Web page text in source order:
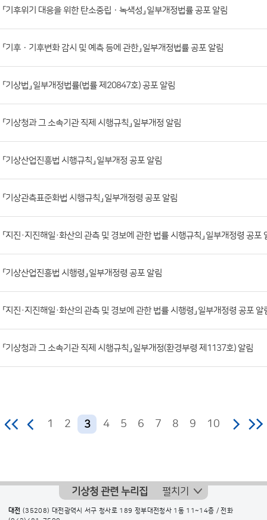
시
판
목
록
호,
등
록
부
첨
일,
등
록
조
「기후위기 대응을 위한 탄소중립ㆍ녹색성」 일부개정법률 공포 알림
「기후ㆍ기후변화 감시 및 예측 등에 관한」 일부개정법률 공포 알림
「기상법」 일부개정법률(법률 제20847호) 공포 알림
「기상청과 그 소속기관 직제 시행규칙」 일부개정 알림
「기상산업진흥법 시행규칙」 일부개정 공포 알림
「기상관측표준화법 시행규칙」 일부개정령 공포 알림
「지진·지진해일·화산의 관측 및 경보에 관한 법률 시행규칙」 일부개정령 공포
「기상산업진흥법 시행령」 일부개정령 공포 알림
「지진·지진해일·화산의 관측 및 경보에 관한 법률 시행령」 일부개정령 공포 알
「기상청과 그 소속기관 직제 시행규칙」 일부개정(환경부령 제1137호) 알림
1 2 3 4 5 6 7 8 9 10
기상청 관련 누리집 펼치기
대전 (35208) 대전광역시 서구 청사로 189 정부대전청사 1동 11~14층 / 전화